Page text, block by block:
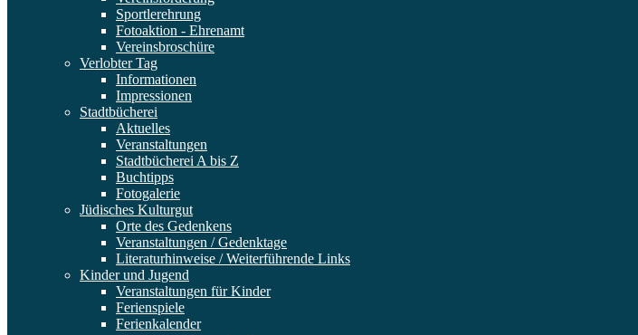
Sportlerehrung
Fotoaktion - Ehrenamt
Vereinsbroschüre
Verlobter Tag
Informationen
Impressionen
Stadtbücherei
Aktuelles
Veranstaltungen
Stadtbücherei A bis Z
Buchtipps
Fotogalerie
Jüdisches Kulturgut
Orte des Gedenkens
Veranstaltungen / Gedenktage
Literaturhinweise / Weiterführende Links
Kinder und Jugend
Veranstaltungen für Kinder
Ferienspiele
Ferienkalender